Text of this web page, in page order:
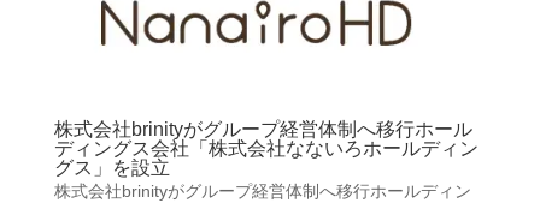
株式会社brinityがグループ経営体制へ移行ホール
ディングス会社「株式会社なないろホールディン
グス」を設立
株式会社brinityがグループ経営体制へ移行ホールディン